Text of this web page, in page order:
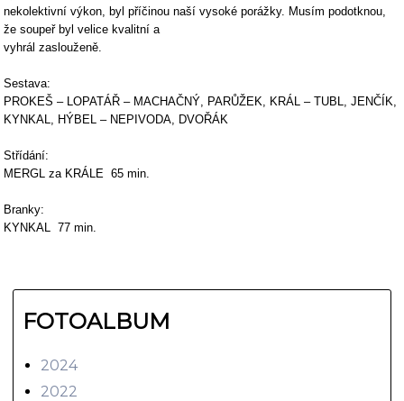
nekolektivní výkon, byl příčinou naší vysoké porážky. Musím podotknou,
že soupeř byl velice kvalitní a
vyhrál zaslouženě.
Sestava:
PROKEŠ – LOPATÁŘ – MACHAČNÝ, PARŮŽEK, KRÁL – TUBL, JENČÍK,
KYNKAL, HÝBEL – NEPIVODA, DVOŘÁK
Střídání:
MERGL za KRÁLE 65 min.
Branky:
KYNKAL 77 min.
FOTOALBUM
2024
2022